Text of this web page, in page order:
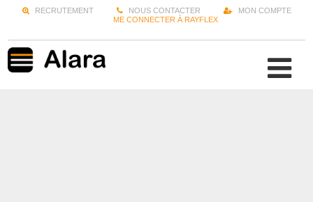
RECRUTEMENT NOUS CONTACTER
MON COMPTE
ME CONNECTER À RAYFLEX